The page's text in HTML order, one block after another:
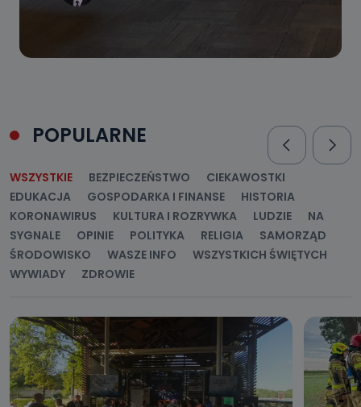
POPULARNE
WSZYSTKIE BEZPIECZEŃSTWO
CIEKAWOSTKI
EDUKACJA
GOSPODARKA I FINANSE
HISTORIA
KORONAWIRUS
KULTURA I ROZRYWKA LUDZIE
NA
SYGNALE
OPINIE POLITYKA RELIGIA
SAMORZĄD
ŚRODOWISKO
WASZE INFO
WSZYSTKICH ŚWIĘTYCH
WYWIADY
ZDROWIE